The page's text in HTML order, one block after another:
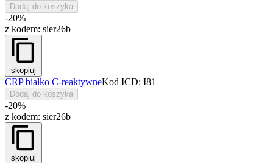
Dodaj do koszyka
-20%
z kodem: sier26b
skopiuj
CRP białko C-reaktywneKod ICD: I81
Dodaj do koszyka
-20%
z kodem: sier26b
skopiuj